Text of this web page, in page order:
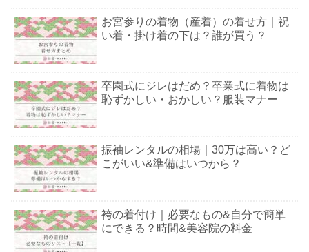
お宮参りの着物（産着）の着せ方｜祝
い着・掛け着の下は？誰が買う？
卒園式にジレはだめ？卒業式に着物は
恥ずかしい・おかしい？服装マナー
振袖レンタルの相場｜30万は高い？ど
こがいい&準備はいつから？
袴の着付け｜必要なもの&自分で簡単
にできる？時間&美容院の料金